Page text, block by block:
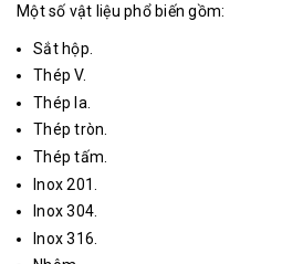
Một số vật liệu phổ biến gồm:
Sắt hộp.
Thép V.
Thép la.
Thép tròn.
Thép tấm.
Inox 201.
Inox 304.
Inox 316.